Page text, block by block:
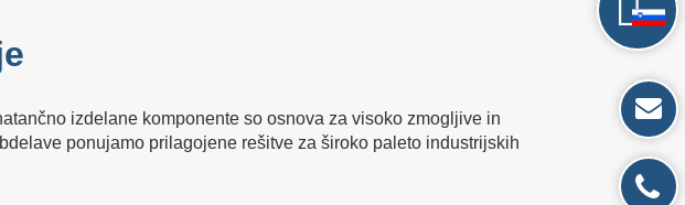
izdelane komponente so osnova za visoko zmogljive in
ponujamo prilagojene rešitve za široko paleto industrijskih